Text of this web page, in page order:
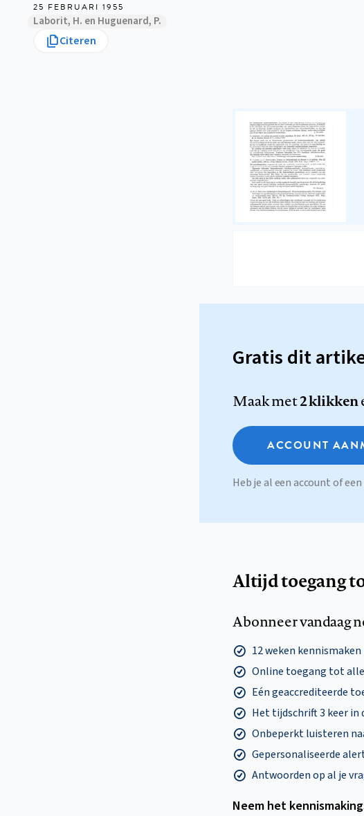
25 FEBRUARI 1955
Laborit, H. en Huguenard, P.
Citeren
Gratis dit
Maak met2 klikken
ACCOUNT
Heb je al een account of
Altijd toegang
Abonneer vandaag
12 weken
Online toegang tot
Eén geaccrediteerde
Het tijdschrift 3 keer in
Onbeperkt luisteren
Gepersonaliseerde
Antwoorden op al je
Neem het